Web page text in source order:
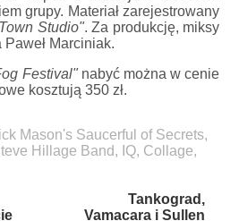
grupy. Materiał zarejestrowany
Studio". Za produkcję, miksy
Marciniak.
Festival" nabyć można w cenie
kosztują 350 zł.
Mason's Saucerful of Secrets,
Hillage Band, IQ, Collage,
Tankograd,
Vamacara i Sullen